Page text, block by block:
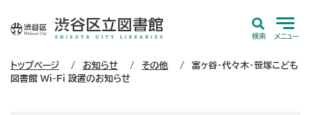
検索 メニュー
トップページ お知らせ その他
富ヶ谷・代々木・笹塚こども
図書館 Wi-Fi 設置のお知らせ